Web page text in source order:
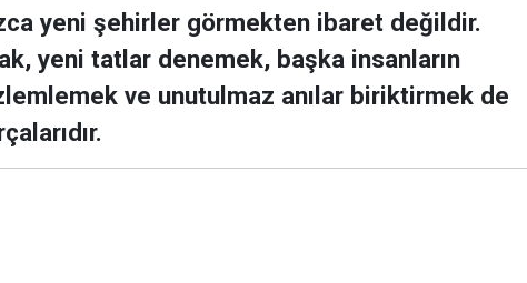
yeni şehirler görmekten ibaret değildir.
yeni tatlar denemek, başka insanların
ve unutulmaz anılar biriktirmek de